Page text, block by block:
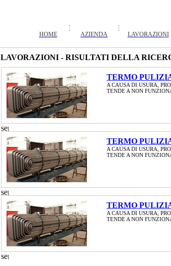
HOME AZIENDA LAVORAZIONI
LAVORAZIONI - RISULTATI DELLA
TERMO
A CAUSA DI USURA,
TENDE A NON
TERMO
A CAUSA DI USURA,
TENDE A NON
TERMO
A CAUSA DI USURA,
TENDE A NON